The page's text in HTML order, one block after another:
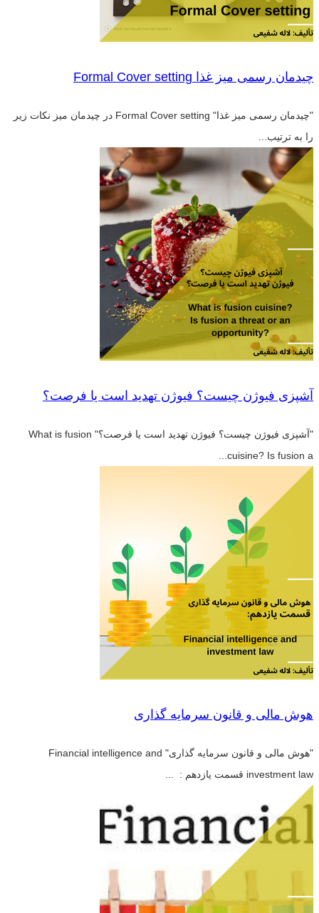
چیدمان رسمی میز غذا Formal Cover setting
"چیدمان رسمی میز غذا" Formal Cover setting در چیدمان میز نکات زیر
را به ترتیب...
آشپزی فیوژن چیست؟ فیوژن تهدید است یا فرصت؟
"آشپزی فیوژن چیست؟ فیوژن تهدید است یا فرصت؟" What is fusion
cuisine? Is fusion a...
هوش مالی و قانون سرمایه گذاری
"هوش مالی و قانون سرمایه گذاری" Financial intelligence and
investment law قسمت یازدهم : ...